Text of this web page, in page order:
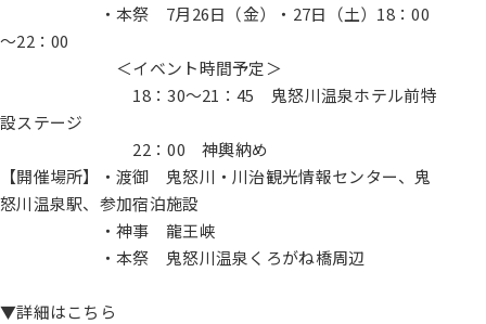
・本祭 7月26日（金）・27日（土）18：00
～22：00
＜イベント時間予定＞
18：30～21：45 鬼怒川温泉ホテル前特
設ステージ
22：00 神輿納め
【開催場所】・渡御 鬼怒川・川治観光情報センター、鬼
怒川温泉駅、参加宿泊施設
・神事 龍王峡
・本祭 鬼怒川温泉くろがね橋周辺
▼詳細はこちら